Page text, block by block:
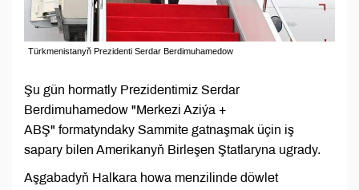
Türkmenistanyň Prezidenti Serdar Berdimuhamedow
Şu gün hormatly Prezidentimiz Serdar
Berdimuhamedow "Merkezi Aziýa +
ABŞ" formatyndaky Sammite gatnaşmak üçin iş
sapary bilen Amerikanyň Birleşen Ştatlaryna ugrady.
Aşgabadyň Halkara howa menzilinde döwlet